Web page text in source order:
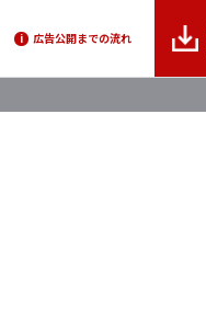
i 広告公開までの流れ